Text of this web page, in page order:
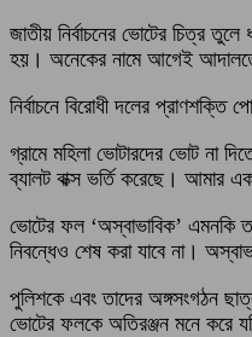
জাতীয় নির্বাচনের ভোটের চিত্র
হয়। অনেকের নামে আগেই
নির্বাচনে বিরোধী দলের
গ্রামে মহিলা ভোটারদের ভোট না
ব্যালট বাক্স ভর্তি করেছে। আমার
ভোটের ফল ‘অস্বাভাবিক’ এমনকি
নিবন্ধেও শেষ করা যাবে না।
পুলিশকে এবং তাদের অঙ্গসংগঠন
ভোটের ফলকে অতিরঞ্জন মনে করে